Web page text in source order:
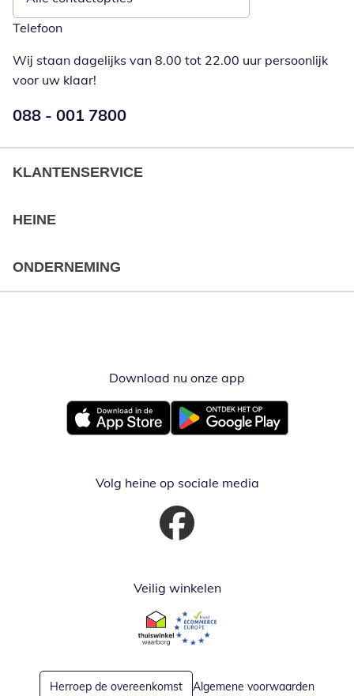
Telefoon
Wij staan dagelijks van 8.00 tot 22.00 uur persoonlijk
voor uw klaar!
Telefoonnummer:
088 - 001 7800
KLANTENSERVICE
HEINE
ONDERNEMING
Download nu onze app
Opent in nieuw vensterOpent in nieuw venster
Volg heine op sociale media
Opent in nieuw venster
Veilig winkelen
Opent in nieuw venster
Opent in nieuw venster
Herroep de overeenkomst Algemene voorwaarden